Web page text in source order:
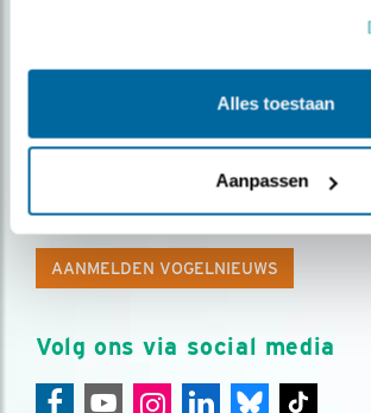
Alles toestaan
Aanpassen
Op de hoogte blijven?
Meld je aan en ontvang nieuws, inspiratie,
AANMELDEN VOGELNIEUWS
Volg ons via social media